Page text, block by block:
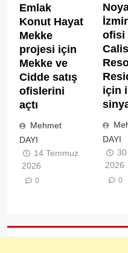
Emlak
Konut Hayat
Mekke
projesi için
Mekke ve
Cidde satış
ofislerini
açtı
Mehmet
DAYI
14 Temmuz
2026
0
ofisi
için
DAYI
2026
0